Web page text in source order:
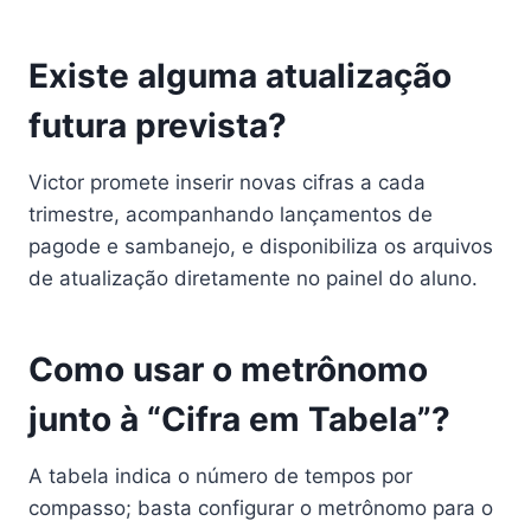
Existe alguma atualização
futura prevista?
Victor promete inserir novas cifras a cada
trimestre, acompanhando lançamentos de
pagode e sambanejo, e disponibiliza os arquivos
de atualização diretamente no painel do aluno.
Como usar o metrônomo
junto à “Cifra em Tabela”?
A tabela indica o número de tempos por
compasso; basta configurar o metrônomo para o